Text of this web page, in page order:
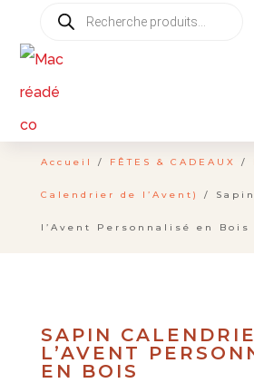
Recherche
de
Accueil / FÊTES & CADEAUX /
Calendrier de l’Avent) /
l’Avent Personnalisé en Bois
SAPIN
L’AVENT
EN BOIS